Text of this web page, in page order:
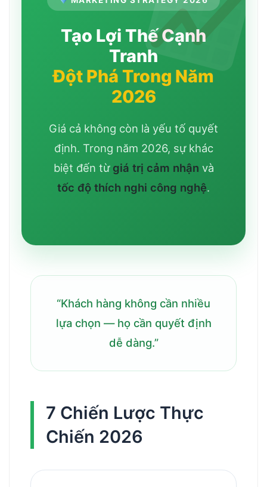
Tạo Lợi Thế Cạnh
Tranh
Đột Phá Trong Năm
2026
Giá cả không còn là yếu tố quyết
định. Trong năm 2026, sự khác
biệt đến từ giá trị cảm nhận và
tốc độ thích nghi công nghệ.
“Khách hàng không cần nhiều
lựa chọn — họ cần quyết định
dễ dàng.”
7 Chiến Lược Thực
Chiến 2026